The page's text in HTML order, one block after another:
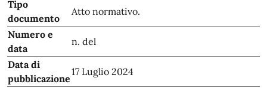
Tipo
documento
Atto normativo.
Numero e
data
n. del
Data di
pubblicazione
17 Luglio 2024